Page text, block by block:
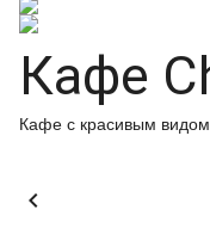
Кафе
Кафе с красивым видом
